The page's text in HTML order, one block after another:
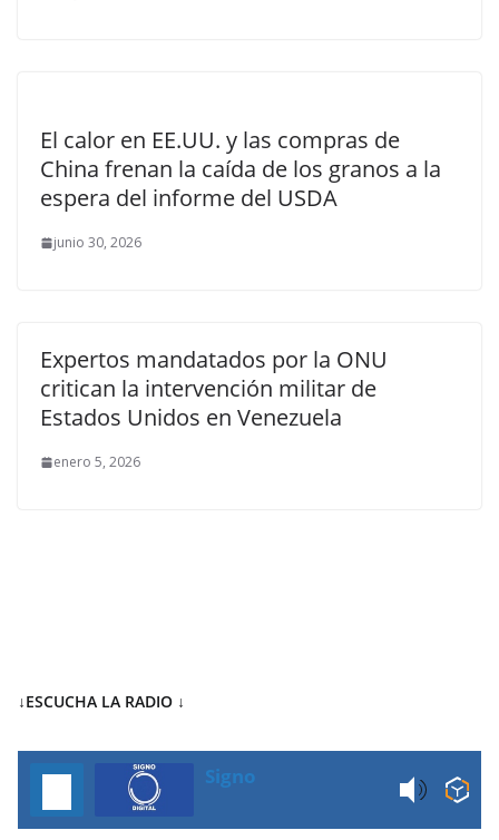
El calor en EE.UU. y las compras de
China frenan la caída de los granos a la
espera del informe del USDA
junio 30, 2026
Expertos mandatados por la ONU
critican la intervención militar de
Estados Unidos en Venezuela
enero 5, 2026
↓ESCUCHA LA RADIO ↓
Signo